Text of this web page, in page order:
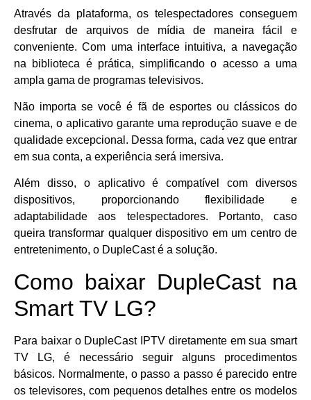
Através da plataforma, os telespectadores conseguem
desfrutar de arquivos de mídia de maneira fácil e
conveniente. Com uma interface intuitiva, a navegação
na biblioteca é prática, simplificando o acesso a uma
ampla gama de programas televisivos.
Não importa se você é fã de esportes ou clássicos do
cinema, o aplicativo garante uma reprodução suave e de
qualidade excepcional. Dessa forma, cada vez que entrar
em sua conta, a experiência será imersiva.
Além disso, o aplicativo é compatível com diversos
dispositivos, proporcionando flexibilidade e
adaptabilidade aos telespectadores. Portanto, caso
queira transformar qualquer dispositivo em um centro de
entretenimento, o DupleCast é a solução.
Como baixar DupleCast na
Smart TV LG?
Para baixar o DupleCast IPTV diretamente em sua smart
TV LG, é necessário seguir alguns procedimentos
básicos. Normalmente, o passo a passo é parecido entre
os televisores, com pequenos detalhes entre os modelos